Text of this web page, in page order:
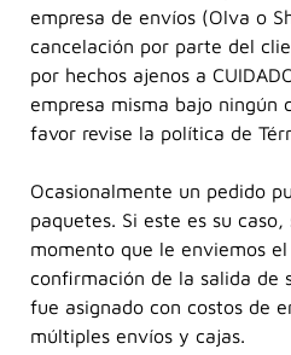
empresa de envíos (Olva o
cancelación por parte del
por hechos ajenos a
empresa misma bajo ningún
favor revise la política de
Ocasionalmente un pedido
paquetes. Si este es su
momento que le enviemos
confirmación de la salida de
fue asignado con costos de
múltiples envíos y cajas.